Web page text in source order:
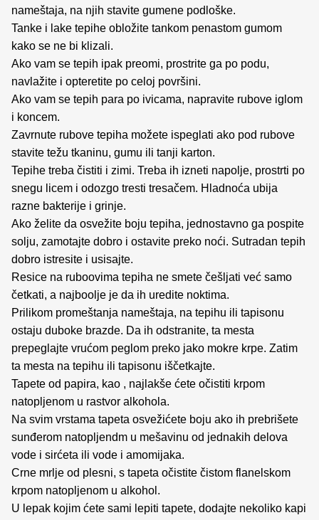
nameštaja, na njih stavite gumene podloške.
Tanke i lake tepihe obložite tankom penastom gumom
kako se ne bi klizali.
Ako vam se tepih ipak preomi, prostrite ga po podu,
navlažite i opteretite po celoj površini.
Ako vam se tepih para po ivicama, napravite rubove iglom
i koncem.
Zavrnute rubove tepiha možete ispeglati ako pod rubove
stavite težu tkaninu, gumu ili tanji karton.
Tepihe treba čistiti i zimi. Treba ih izneti napolje, prostrti po
snegu licem i odozgo tresti tresačem. Hladnoća ubija
razne bakterije i grinje.
Ako želite da osvežite boju tepiha, jednostavno ga pospite
solju, zamotajte dobro i ostavite preko noći. Sutradan tepih
dobro istresite i usisajte.
Resice na ruboovima tepiha ne smete češljati već samo
četkati, a najboolje je da ih uredite noktima.
Prilikom promeštanja nameštaja, na tepihu ili tapisonu
ostaju duboke brazde. Da ih odstranite, ta mesta
prepeglajte vrućom peglom preko jako mokre krpe. Zatim
ta mesta na tepihu ili tapisonu iščetkajte.
Tapete od papira, kao , najlakše ćete očistiti krpom
natopljenom u rastvor alkohola.
Na svim vrstama tapeta osvežićete boju ako ih prebrišete
sunđerom natopljendm u mešavinu od jednakih delova
vode i sirćeta ili vode i amomijaka.
Crne mrlje od plesni, s tapeta očistite čistom flanelskom
krpom natopljenom u alkohol.
U lepak kojim ćete sami lepiti tapete, dodajte nekoliko kapi